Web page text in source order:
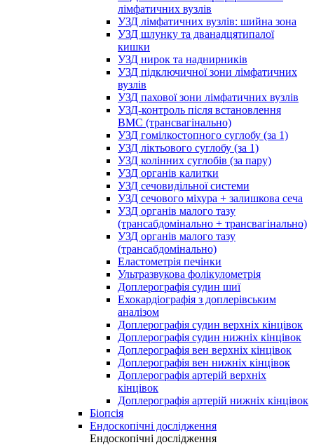
лімфатичних вузлів
УЗД лімфатичних вузлів: шийна зона
УЗД шлунку та дванадцятипалої
кишки
УЗД нирок та наднирників
УЗД підключичної зони лімфатичних
вузлів
УЗД пахової зони лімфатичних вузлів
УЗД-контроль після встановлення
ВМС (трансвагінально)
УЗД гомілкостопного суглобу (за 1)
УЗД ліктьового суглобу (за 1)
УЗД колінних суглобів (за пару)
УЗД органів калитки
УЗД сечовидільної системи
УЗД сечового міхура + залишкова сеча
УЗД органів малого тазу
(трансабдомінально + трансвагінально)
УЗД органів малого тазу
(трансабдомінально)
Еластометрія печінки
Ультразвукова фолікулометрія
Доплерографія судин шиї
Ехокардіографія з доплерівським
аналізом
Доплерографія судин верхніх кінцівок
Доплерографія судин нижніх кінцівок
Доплерографія вен верхніх кінцівок
Доплерографія вен нижніх кінцівок
Доплерографія артерій верхніх
кінцівок
Доплерографія артерій нижніх кінцівок
Біопсія
Ендоскопічні дослідження
Ендоскопічні дослідження